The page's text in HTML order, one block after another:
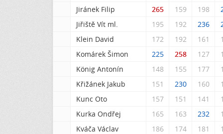
Jiránek Filip
265 159 198
Jiřiště Vít ml.
195 192 236
Klein David
172 192 161
Komárek Šimon
225 258 127
König Antonín
148 155 177
Křižánek Jakub
151 230 160
Kunc Oto
157 151 141
Kurka Ondřej
165 163 232
Kváča Václav
186 174 181